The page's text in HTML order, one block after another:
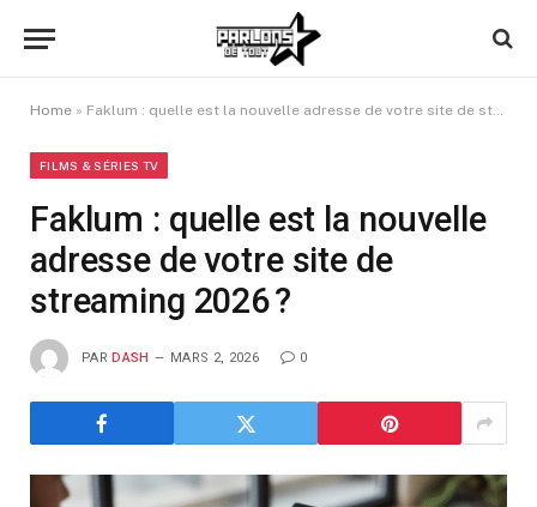
Home » Faklum : quelle est la nouvelle adresse de votre site de streaming 2026 ?
FILMS & SÉRIES TV
Faklum : quelle est la nouvelle
adresse de votre site de
streaming 2026 ?
PAR DASH MARS 2, 2026 0